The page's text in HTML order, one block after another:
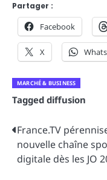
Partager :
Facebook
X
MARCHÉ & BUSINESS
Tagged diffusion
Navigation
de
France.TV
nouvelle chaîne
digitale dès les JO